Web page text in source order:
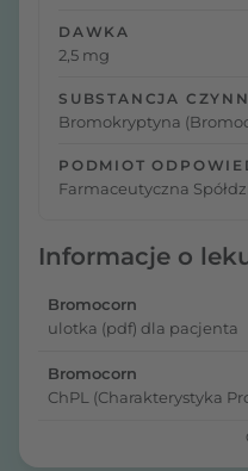
DAWKA
2,5 mg
SUBSTANCJA
Bromokryptyna
PODMIOT
Farmaceutyczna
Informacje o
Bromocorn
ulotka (pdf) dla pacjenta
Bromocorn
ChPL (Charakterystyka